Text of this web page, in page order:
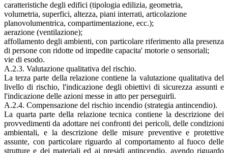
caratteristiche degli edifici (tipologia edilizia, geometria,
volumetria, superfici, altezza, piani interrati, articolazione
planovolumentrica, compartimentazione, ecc.);
aerazione (ventilazione);
affollamento degli ambienti, con particolare riferimento alla presenza
di persone con ridotte od impedite capacita' motorie o sensoriali;
vie di esodo.
A.2.3. Valutazione qualitativa del rischio.
La terza parte della relazione contiene la valutazione qualitativa del
livello di rischio, l'indicazione degli obiettivi di sicurezza assunti e
l'indicazione delle azioni messe in atto per perseguirli.
A.2.4. Compensazione del rischio incendio (strategia antincendio).
La quarta parte della relazione tecnica contiene la descrizione dei
provvedimenti da adottare nei confronti dei pericoli, delle condizioni
ambientali, e la descrizione delle misure preventive e protettive
assunte, con particolare riguardo al comportamento al fuoco delle
strutture e dei materiali ed ai presidi antincendio, avendo riguardo